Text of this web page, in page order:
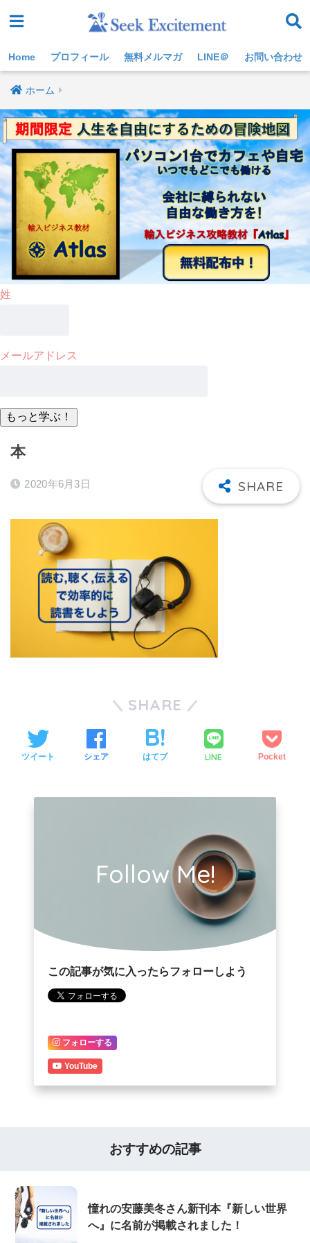
Home プロフィール 無料メルマガ LINE＠ お問い合わせ
ホーム
姓
メールアドレス
本
2020年6月3日
SHARE
ツイート シェア はてブ LINE Pocket
Follow Me!
この記事が気に入ったらフォローしよう
フォローする
YouTube
おすすめの記事
憧れの安藤美冬さん新刊本『新しい世界
へ』に名前が掲載されました！